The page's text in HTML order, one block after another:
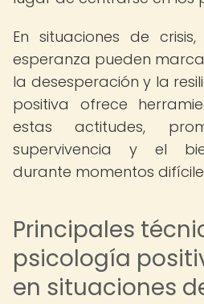
En situaciones de
esperanza pueden
la desesperación y la
positiva ofrece
estas actitudes,
supervivencia y el
durante momentos
Principales
psicología
en situaciones